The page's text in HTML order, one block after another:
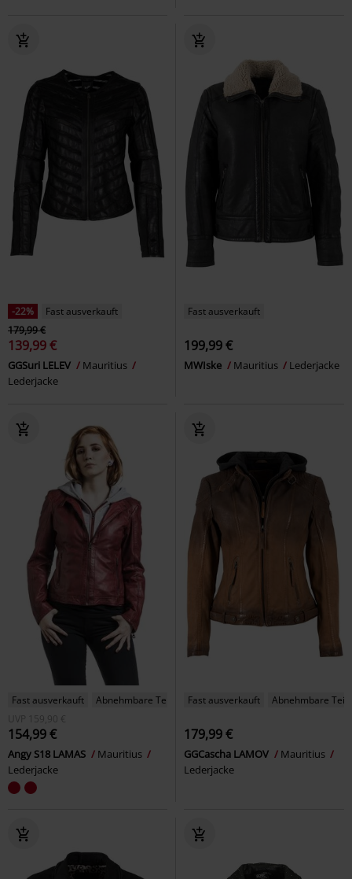
-22%
Fast ausverkauft
179,99 €
139,99 €
GGSuri LELEV
Mauritius
Lederjacke
Fast ausverkauft
199,99 €
MWIske Mauritius Lederjacke
Fast ausverkauft
Abnehmbare Teile
UVP
159,90 €
154,99 €
Angy S18 LAMAS
Mauritius
Lederjacke
Fast ausverkauft Abnehmbare Teile
179,99 €
GGCascha LAMOV
Mauritius
Lederjacke